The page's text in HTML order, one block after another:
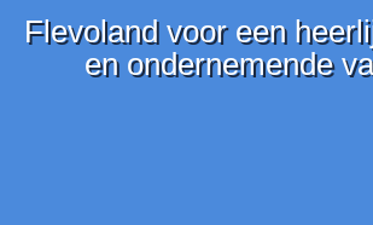
Flevoland voor een
en ondernemende